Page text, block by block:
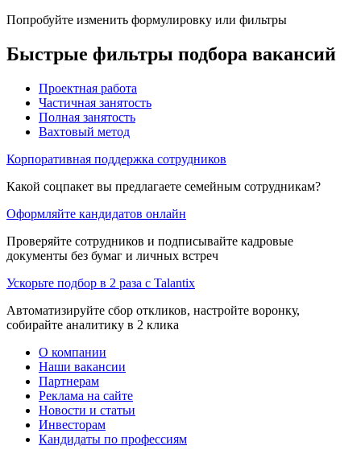
Попробуйте изменить формулировку или фильтры
Быстрые фильтры подбора вакансий
Проектная работа
Частичная занятость
Полная занятость
Вахтовый метод
Корпоративная поддержка сотрудников
Какой соцпакет вы предлагаете семейным сотрудникам?
Оформляйте кандидатов онлайн
Проверяйте сотрудников и подписывайте кадровые
документы без бумаг и личных встреч
Ускорьте подбор в 2 раза с Talantix
Автоматизируйте сбор откликов, настройте воронку,
собирайте аналитику в 2 клика
О компании
Наши вакансии
Партнерам
Реклама на сайте
Новости и статьи
Инвесторам
Кандидаты по профессиям